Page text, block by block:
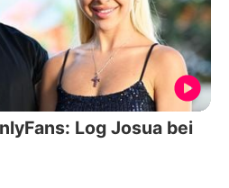
Log Josua bei